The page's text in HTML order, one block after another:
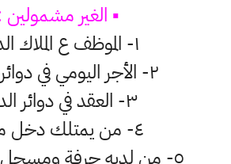
▪️ الغير
١- الموظف ع الملاك الدائم.
٢- الأجر اليومي في دوائر الدولة.
٣- العقد في دوائر الدولة.
٤- من يمتلك دخل مادي.
٥- من لديه حرفة